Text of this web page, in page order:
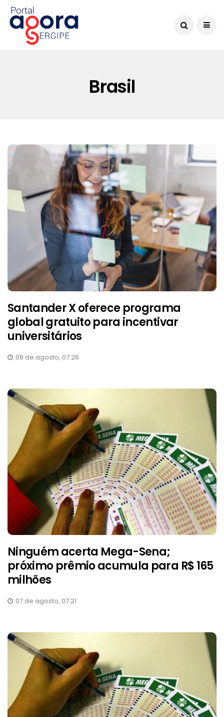
Brasil
Santander X oferece programa
global gratuito para incentivar
universitários
08 de agosto, 07:26
Ninguém acerta Mega-Sena;
próximo prêmio acumula para R$ 165
milhões
07 de agosto, 07:21